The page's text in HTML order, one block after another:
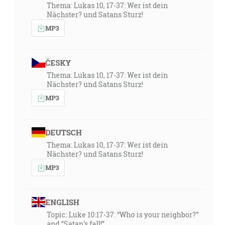
Thema: Lukas 10, 17-37: Wer ist dein
Nächster? und Satans Sturz!
MP3
ČESKY
Thema: Lukas 10, 17-37: Wer ist dein
Nächster? und Satans Sturz!
MP3
DEUTSCH
Thema: Lukas 10, 17-37: Wer ist dein
Nächster? und Satans Sturz!
MP3
ENGLISH
Topic: Luke 10:17-37: “Who is your neighbor?”